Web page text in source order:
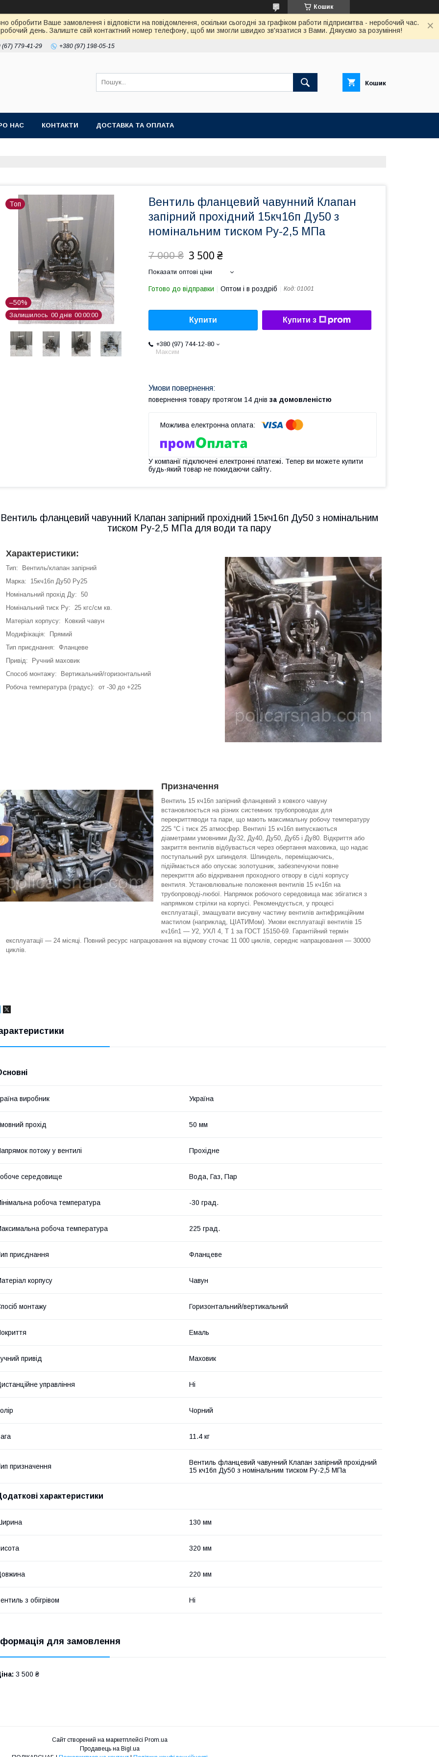
Кошик
обробити Ваше замовлення і відповісти на повідомлення, оскільки сьогодні за графіком работи підприємтва - неробочий час.
день. Залиште свій контактний номер телефону, щоб ми змогли швидко зв'язатися з Вами. Дякуємо за розуміння!
(67) 779-41-29 +380 (97) 198-05-15
Кошик
НАС КОНТАКТИ ДОСТАВКА ТА ОПЛАТА
Топ
–50%
Залишилось 00 днів 00 00 00
Вентиль фланцевий чавунний Клапан
запірний прохідний 15кч16п Ду50 з
номінальним тиском Ру-2,5 МПа
7 000 ₴ 3 500 ₴
Показати оптові ціни
Готово до відправки Оптом і в роздріб Код: 01001
Купити Купити з
+380 (97) 744-12-80
Максим
повернення товару протягом 14 днів за домовленістю
У компанії підключені електронні платежі. Тепер ви можете купити
будь-який товар не покидаючи сайту.
Вентиль фланцевий чавунний Клапан запірний прохідний 15кч16п Ду50 з номінальним
тиском Ру-2,5 МПа для води та пару
Характеристики:
Тип: Вентиль/клапан запірний
Марка: 15кч16п Ду50 Ру25
Номінальний прохід Ду: 50
Номінальний тиск Ру: 25 кгс/см кв.
Матеріал корпусу: Ковкий чавун
Модифікація: Прямий
Тип приєднання: Фланцеве
Привід: Ручний маховик
Способ монтажу: Вертикальний/горизонтальний
Робоча температура (градус): от -30 до +225
Призначення
Вентиль 15 кч16п запірний фланцевий з ковкого чавуну
встановлюється на різних системних трубопроводах для
перекриттяводи та пари, що мають максимальну робочу температуру
225 °C і тиск 25 атмосфер. Вентилі 15 кч16п випускаються
діаметрами умовними Ду32, Ду40, Ду50, Ду65 і Ду80. Відкриття або
закриття вентилів відбувається через обертання маховика, що надає
поступальний рух шпинделя. Шпиндель, переміщаючись,
підіймається або опускає золотушник, забезпечуючи повне
перекриття або відкривання проходного отвору в сідлі корпусу
вентиля. Установлювальне положення вентилів 15 кч16п на
трубопроводі-любої. Напрямок робочого середовища має збігатися з
напрямком стрілки на корпусі. Рекомендується, у процесі
експлуатації, змащувати висувну частину вентилів антифрикційним
мастилом (наприклад, ЦІАТИМом). Умови експлуатації вентилів 15
кч16п1 — У2, УХЛ 4, Т 1 за ГОСТ 15150-69. Гарантійний термін
експлуатації — 24 місяці. Повний ресурс напрацювання на відмову сточає 11 000 циклів, середнє напрацювання — 30000
циклів.
виробник Україна
прохід 50 мм
потоку у вентилі Прохідне
середовище Вода, Газ, Пар
робоча температура -30 град.
робоча температура 225 град.
приєднання Фланцеве
корпусу Чавун
монтажу Горизонтальний/вертикальний
Емаль
привід Маховик
управління Ні
Чорний
11.4 кг
призначення
Вентиль фланцевий чавунний Клапан запірний прохідний
15 кч16п Ду50 з номінальним тиском Ру-2,5 МПа
характеристики
130 мм
320 мм
220 мм
з обігрівом Ні
для замовлення
3 500 ₴
Сайт створений на маркетплейсі Prom.ua
Продавець на Bigl.ua